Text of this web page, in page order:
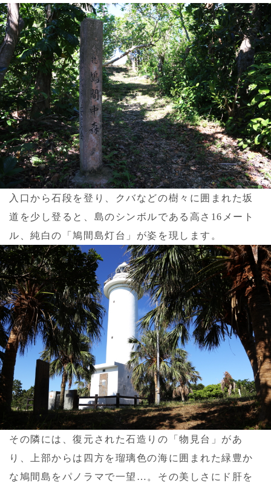
入口から石段を登り、クバなどの樹々に囲まれた坂
道を少し登ると、島のシンボルである高さ16メート
ル、純白の「鳩間島灯台」が姿を現します。
その隣には、復元された石造りの「物見台」があ
り、上部からは四方を瑠璃色の海に囲まれた緑豊か
な鳩間島をパノラマで一望…。その美しさにド肝を